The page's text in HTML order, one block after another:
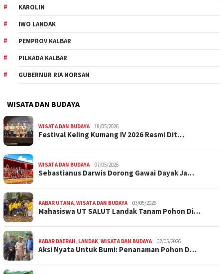
KAROLIN
IWO LANDAK
PEMPROV KALBAR
PILKADA KALBAR
GUBERNUR RIA NORSAN
WISATA DAN BUDAYA
WISATA DAN BUDAYA 18/05/2026
Festival Keling Kumang IV 2026 Resmi Dit…
WISATA DAN BUDAYA 07/05/2026
Sebastianus Darwis Dorong Gawai Dayak Ja…
KABAR UTAMA, WISATA DAN BUDAYA 03/05/2026
Mahasiswa UT SALUT Landak Tanam Pohon Di…
KABAR DAERAH, LANDAK, WISATA DAN BUDAYA 02/05/2026
Aksi Nyata Untuk Bumi: Penanaman Pohon D…